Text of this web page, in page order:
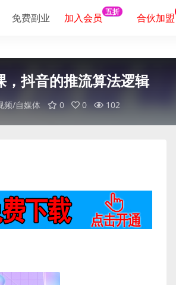
免费副业 加入会员 五折 合伙加盟
抖音的推流算法逻辑
频/自媒体 0 0 102